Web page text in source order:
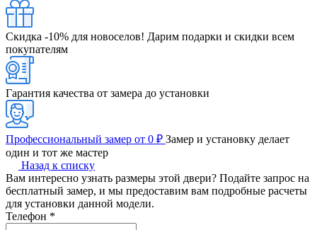
Скидка -10% для новоселов! Дарим подарки и скидки всем
покупателям
Гарантия качества от замера до установки
Профессиональный замер от 0 ₽ Замер и установку делает
один и тот же мастер
Назад к списку
Вам интересно узнать размеры этой двери? Подайте запрос на
бесплатный замер, и мы предоставим вам подробные расчеты
для установки данной модели.
Телефон *